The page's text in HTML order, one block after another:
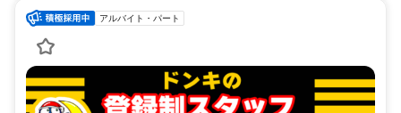
アルバイト・パート